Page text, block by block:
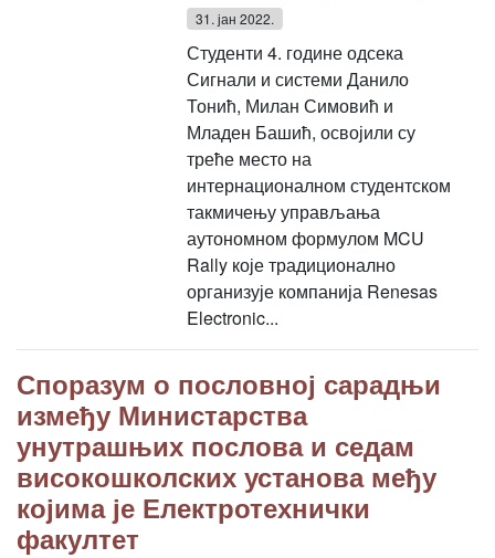
31. јан 2022.
Студенти 4. године одсека
Сигнали и системи Данило
Тонић, Милан Симовић и
Младен Башић, освојили су
треће место на
интернационалном студентском
такмичењу управљања
аутономном формулом MCU
Rally које традиционално
организује компанија Renesas
Electronic...
Споразум о пословној сарадњи
између Министарства
унутрашњих послова и седам
високошколских установа међу
којима је Електротехнички
факултет